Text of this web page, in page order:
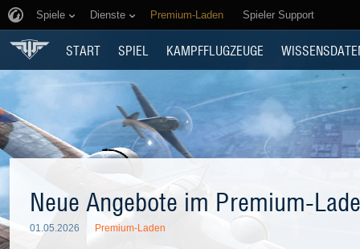
Spiele Dienste Premium-Laden Spieler Support
START SPIEL KAMPFFLUGZEUGE
Neue Angebote im Premium-
01.05.2026 Premium-Laden